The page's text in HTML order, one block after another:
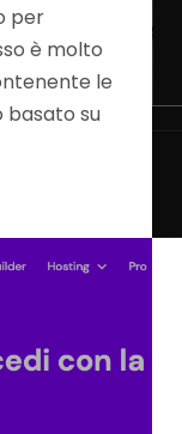
per
è molto
le
basato su